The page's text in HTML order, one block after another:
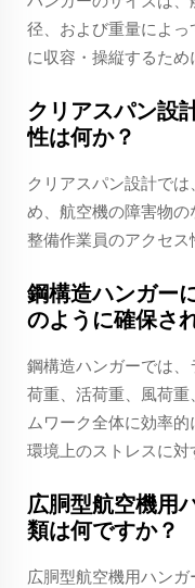
径、および重量によ
に収容・操縦するため
クリアスパン設
性は何か？
クリアスパン設計で
め、航空機の障害物の
整備作業員のアクセス
鋼構造ハンガー
のように確保さ
鋼構造ハンガーでは
荷重、活荷重、風荷
ムワーク全体に効率
環境上のストレスに対
広胴型航空機用
類は何ですか？
広胴型航空機用ハン